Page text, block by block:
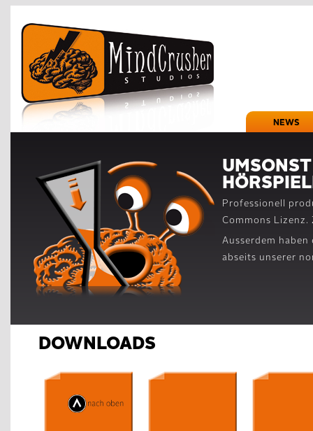
NEWS
Professionell
Commons Lizenz.
Ausserdem
abseits unserer
DOWNLOADS